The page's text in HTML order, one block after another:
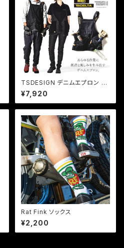
TSDESIGN デニムエプロン リ
バーシブル フリーサイズ
¥7,920
Rat Fink ソックス
¥2,200